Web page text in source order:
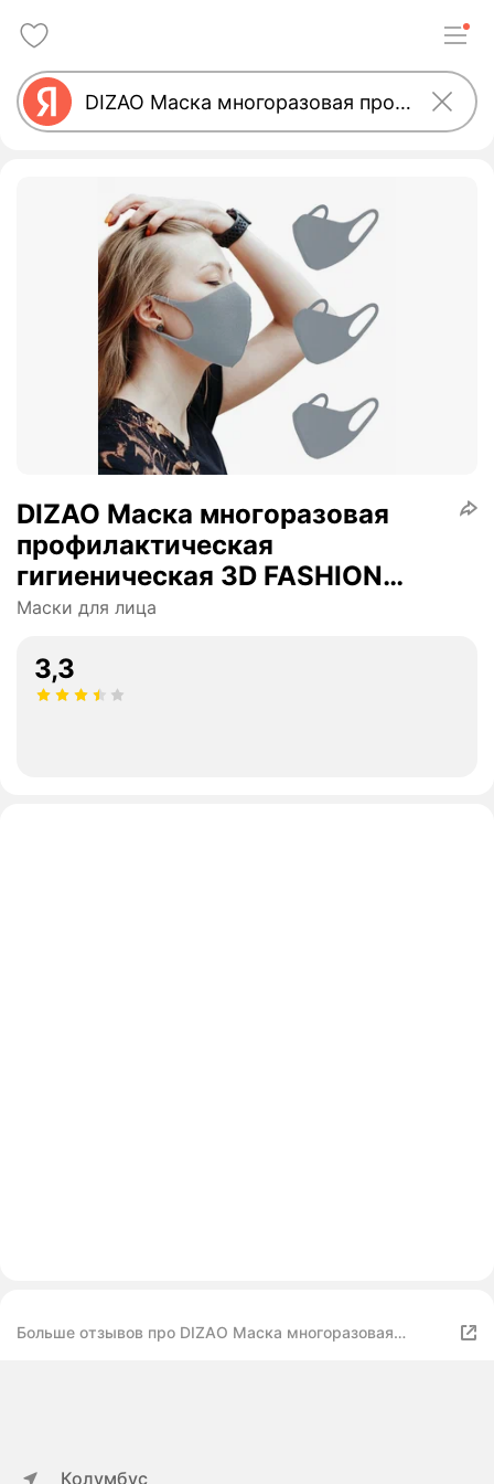
DIZAO Маска многоразовая
профилактическая
гигиеническая 3D FASHION
MASK цвет серый, 1 шт
Маски для лица
3,3
Больше отзывов про DIZAO Маска многоразовая
Колумбус